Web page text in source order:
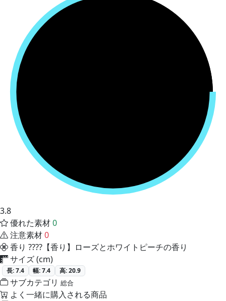
3.8
優れた素材0
注意素材0
香り ????【香り】ローズとホワイトピーチの香り
サイズ (cm)
長: 7.4 幅: 7.4 高: 20.9
サブカテゴリ 総合
よく一緒に購入される商品